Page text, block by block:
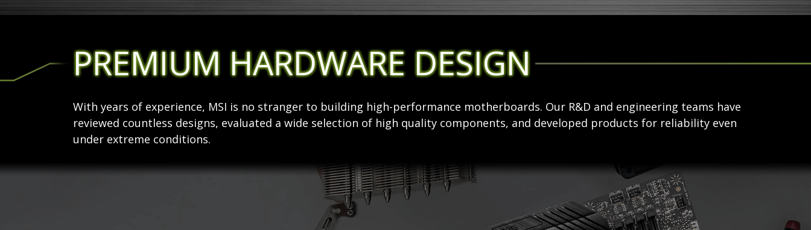
PREMIUM HARDWARE DESIGN
With years of experience, MSI is no stranger to building high-performance motherboards. Our R&D and engineering teams have
reviewed countless designs, evaluated a wide selection of high quality components, and developed products for reliability even
under extreme conditions.